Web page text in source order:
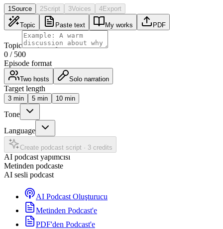
1 Source 2Script 3Voices 4Export
Topic Paste text My works PDF
Topic
0 / 500
Episode format
Two hosts Solo narration
Target length
3 min 5 min 10 min
Tone
Language
Create podcast script · 3 credits
AI podcast yapımcısı
Metinden podcaste
AI sesli podcast
AI Podcast Oluşturucu
Metinden Podcast'e
PDF'den Podcast'e